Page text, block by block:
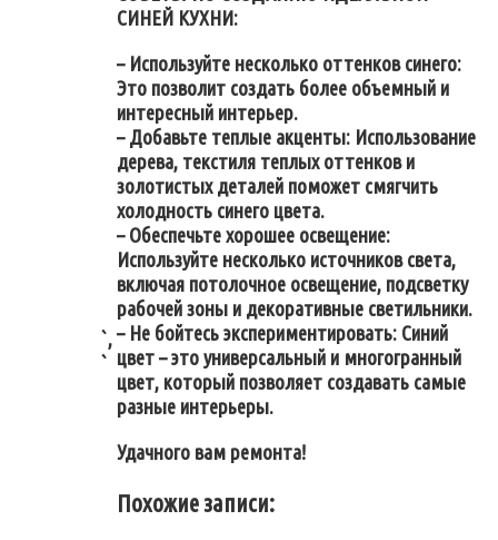
`,
`
СИНЕЙ КУХНИ:
– Используйте несколько оттенков синего:
Это позволит создать более объемный и
интересный интерьер.
– Добавьте теплые акценты: Использование
дерева, текстиля теплых оттенков и
золотистых деталей поможет смягчить
холодность синего цвета.
– Обеспечьте хорошее освещение:
Используйте несколько источников света,
включая потолочное освещение, подсветку
рабочей зоны и декоративные светильники.
– Не бойтесь экспериментировать: Синий
цвет – это универсальный и многогранный
цвет, который позволяет создавать самые
разные интерьеры.
Удачного вам ремонта!
Похожие записи: